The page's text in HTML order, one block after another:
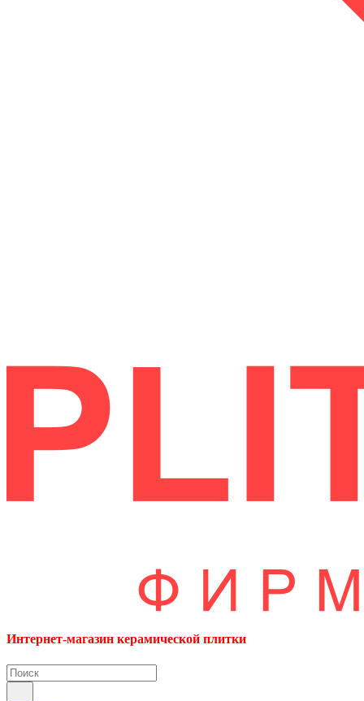
Интернет-магазин керамической плитки